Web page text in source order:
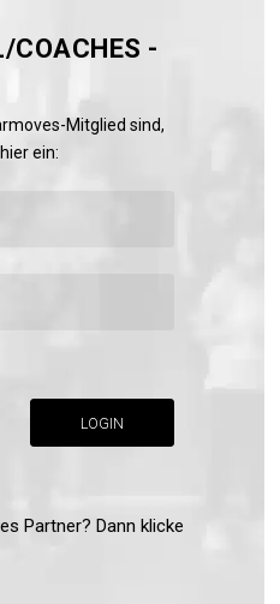
COACHES -
Mitglied sind,
ein:
LOGIN
Partner? Dann klicke